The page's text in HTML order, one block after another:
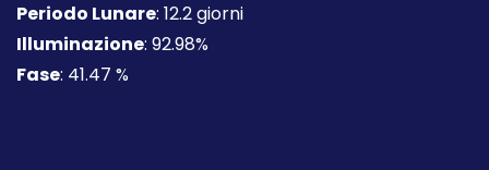
Periodo Lunare: 12.2 giorni
Illuminazione: 92.98%
Fase: 41.47 %